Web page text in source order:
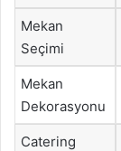
Mekan
Seçimi
Mekan
Dekorasyonu
Catering